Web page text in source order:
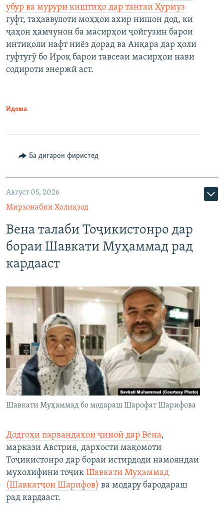
убур ва мурури киштиҳо дар тангаи Ҳурмуз
гуфт, таҳаввулоти моҳҳои ахир нишон дод, ки
ҷаҳон ҳамчунон ба масирҳои ҷойгузин барои
интиқоли нафт ниёз дорад ва Анқара дар ҳоли
гуфтугӯ бо Ироқ барои тавсеаи масирҳои нави
содироти энержӣ аст.
Идома
Ба дигарон фиристед
Август 05, 2026
Мирзонабии Холиқзод
Вена талаби Тоҷикистонро дар
бораи Шавкати Муҳаммад рад
кардааст
Шавкати Муҳаммад бо модараш Шарофат Шарифова
Додгоҳи парвандаҳои ҷиноӣ дар Вена,
маркази Австрия, дархости мақомоти
Тоҷикистонро дар бораи истирдоди намояндаи
мухолифини тоҷик Шавкати Муҳаммад
(Шавкатҷон Шарифов) ва модару бародараш
рад кардааст.